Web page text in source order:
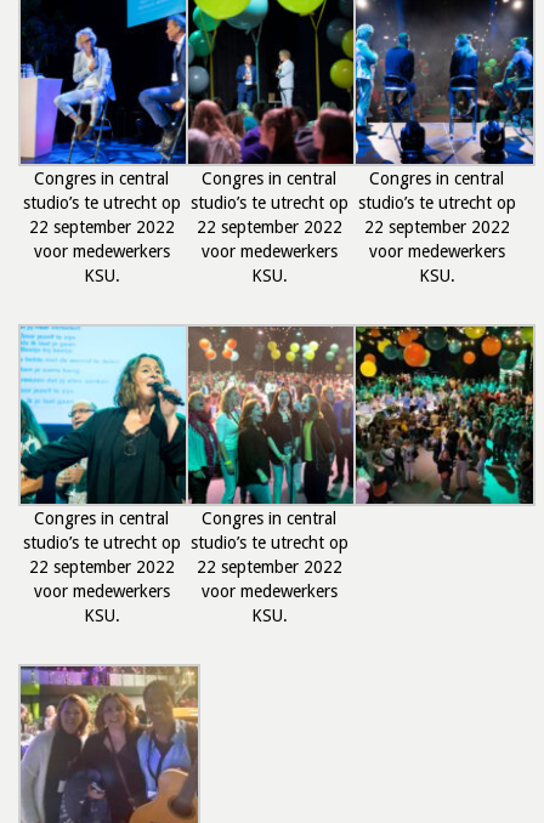
Congres in central
studio’s te utrecht op
22 september 2022
voor medewerkers
KSU.
Congres in central
studio’s te utrecht op
22 september 2022
voor medewerkers
KSU.
Congres in central
studio’s te utrecht op
22 september 2022
voor medewerkers
KSU.
Congres in central
studio’s te utrecht op
22 september 2022
voor medewerkers
KSU.
Congres in central
studio’s te utrecht op
22 september 2022
voor medewerkers
KSU.